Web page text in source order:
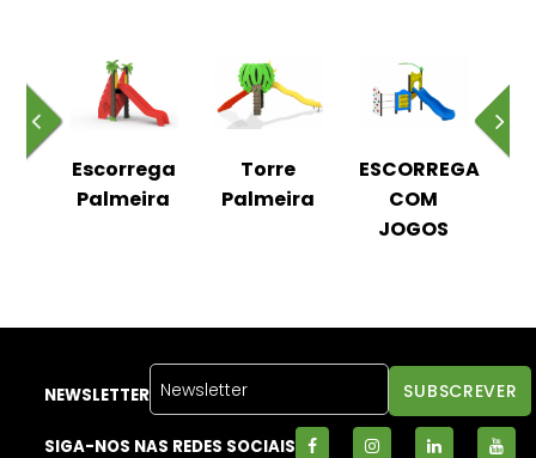
Escorrega
Palmeira
Torre
Palmeira
ESCORREGA
COM
JOGOS
NEWSLETTER
SIGA-NOS NAS REDES SOCIAIS